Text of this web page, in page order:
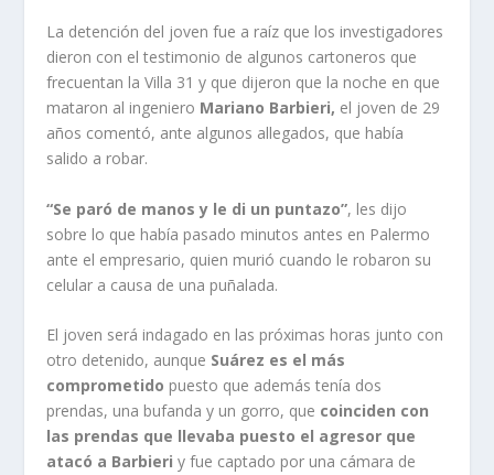
La detención del joven fue a raíz que los investigadores
dieron con el testimonio de algunos cartoneros que
frecuentan la Villa 31 y que dijeron que la noche en que
mataron al ingeniero Mariano Barbieri, el joven de 29
años comentó, ante algunos allegados, que había
salido a robar.
“Se paró de manos y le di un puntazo”, les dijo
sobre lo que había pasado minutos antes en Palermo
ante el empresario, quien murió cuando le robaron su
celular a causa de una puñalada.
El joven será indagado en las próximas horas junto con
otro detenido, aunque Suárez es el más
comprometido puesto que además tenía dos
prendas, una bufanda y un gorro, que coinciden con
las prendas que llevaba puesto el agresor que
atacó a Barbieri y fue captado por una cámara de